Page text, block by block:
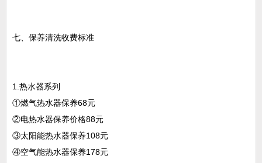
七、保养清洗收费标准
1.热水器系列
①燃气热水器保养68元
②电热水器保养价格88元
③太阳能热水器保养108元
④空气能热水器保养178元